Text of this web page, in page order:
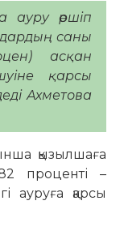
ауру өршіп
саны
асқан
қарсы
Ахметова
қызылшаға
проценті –
ауруға қарсы